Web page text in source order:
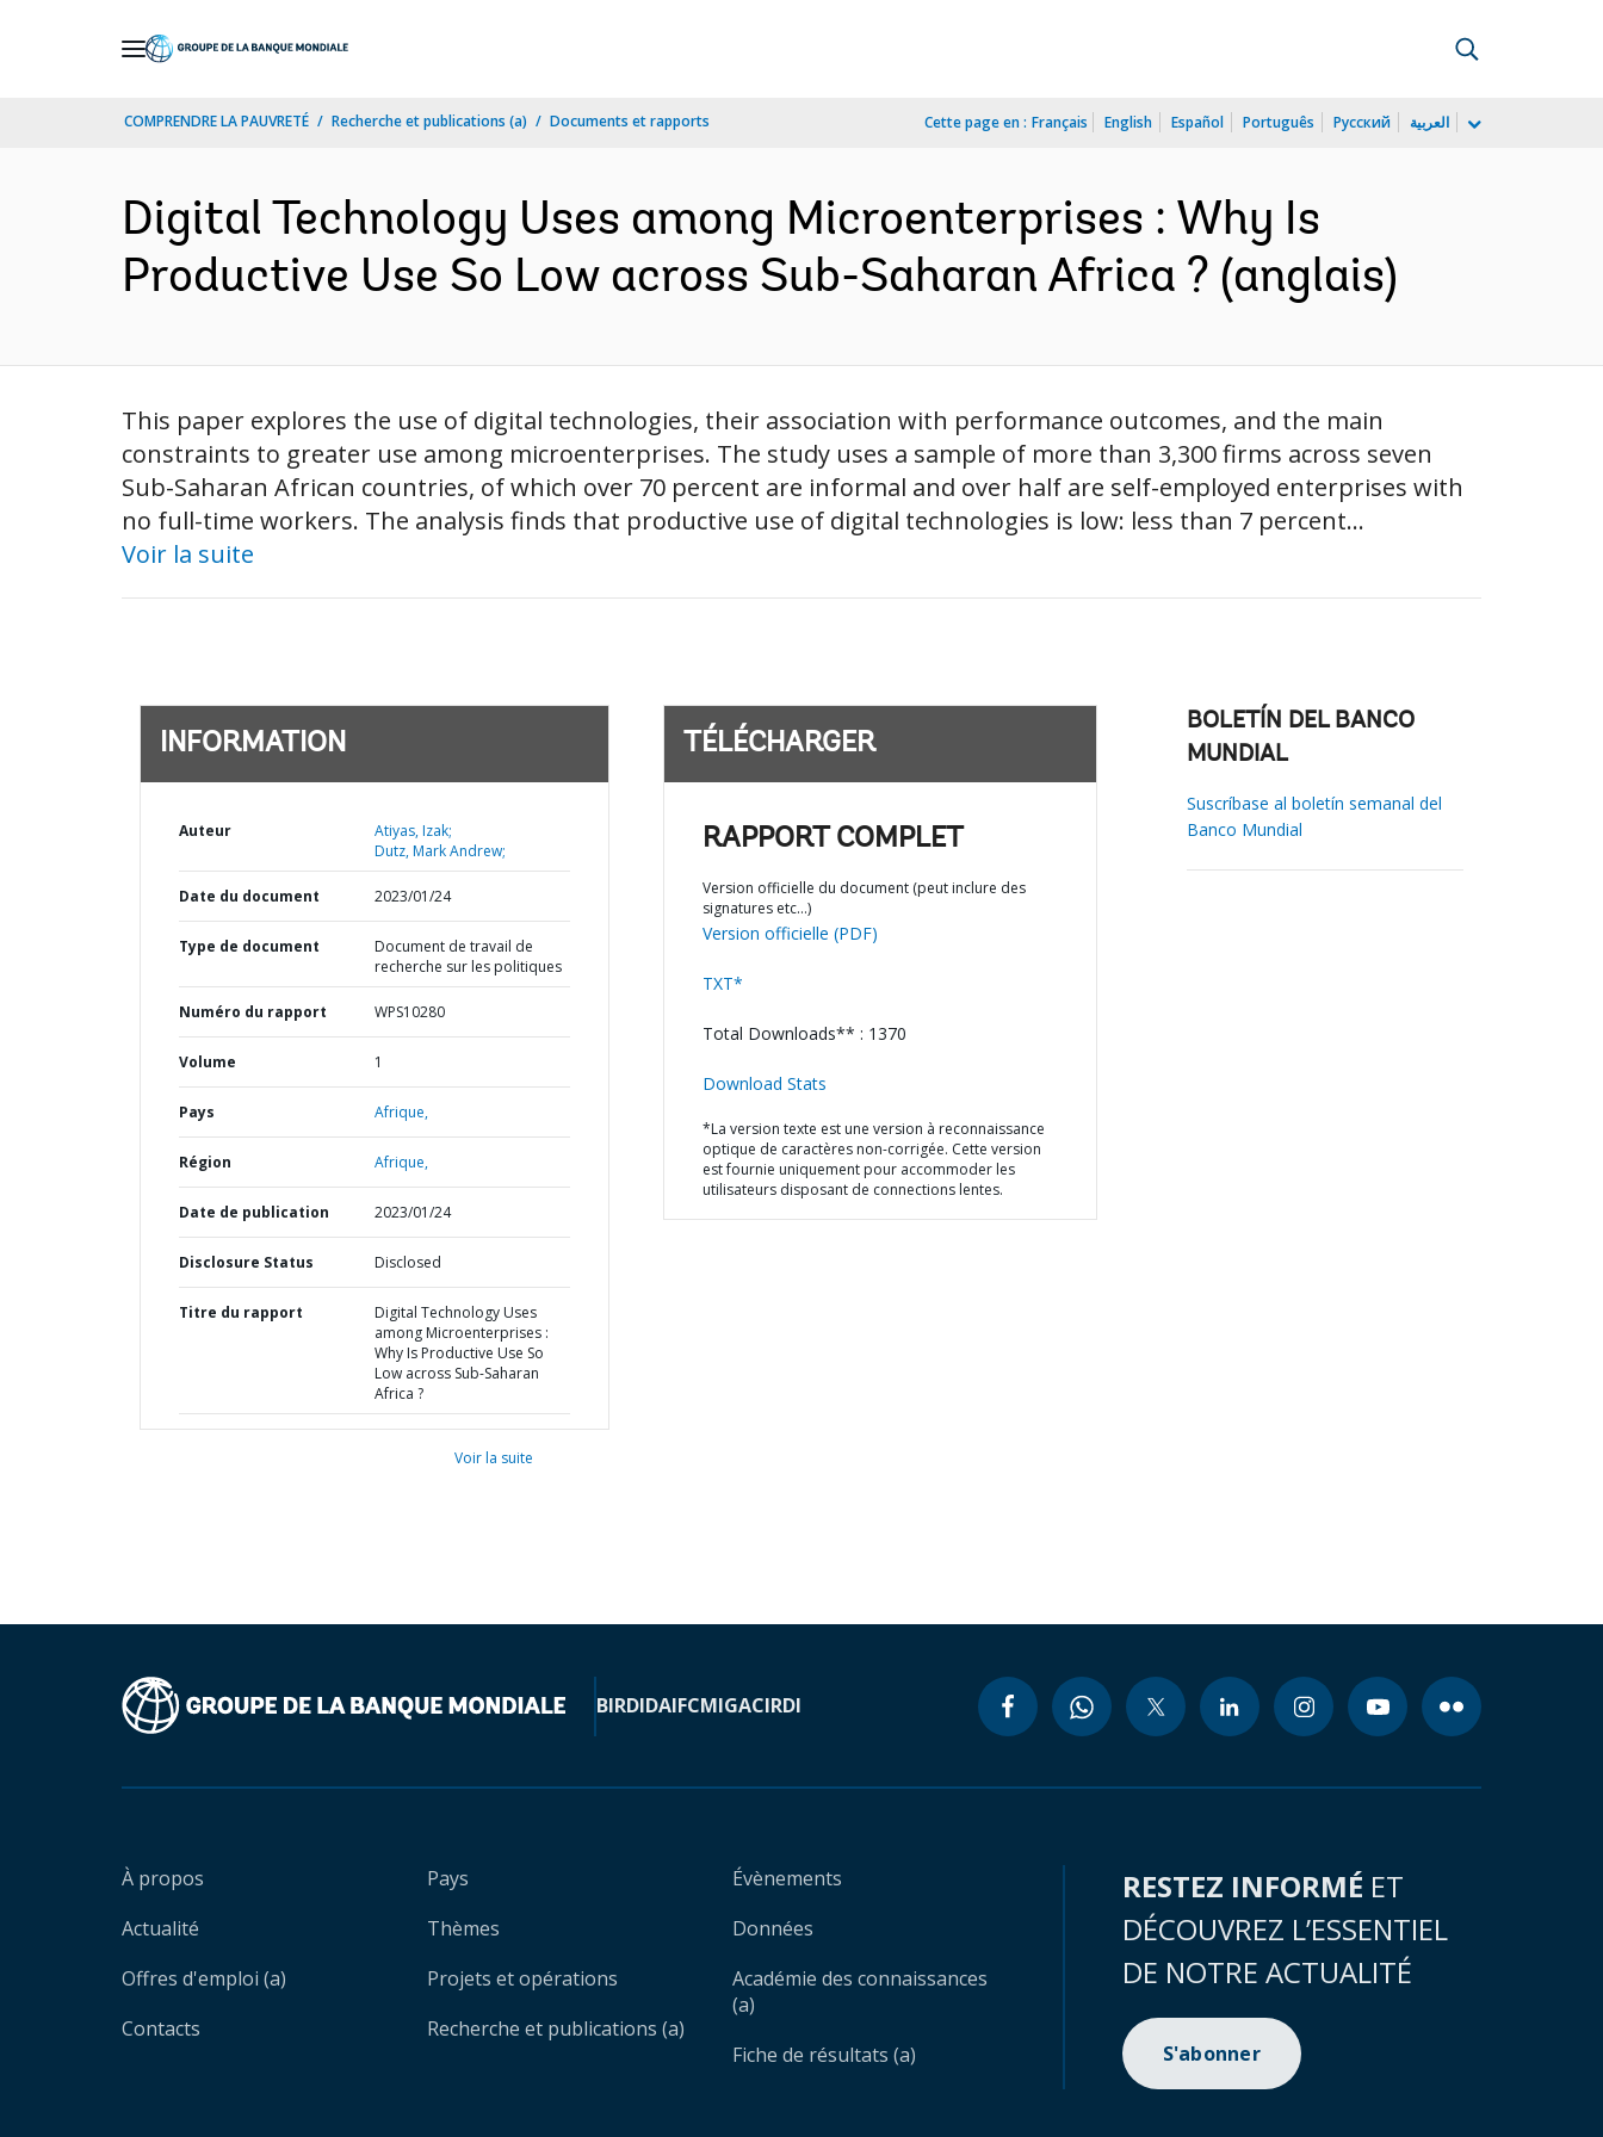
COMPRENDRE LA PAUVRETÉ Recherche et publications (a) Documents et rapports Cette page en : Français English Español Português Русский العربية
Digital Technology Uses among Microenterprises : Why Is
Productive Use So Low across Sub-Saharan Africa ? (anglais)
This paper explores the use of digital technologies, their association with performance outcomes, and the main
constraints to greater use among microenterprises. The study uses a sample of more than 3,300 firms across seven
Sub-Saharan African countries, of which over 70 percent are informal and over half are self-employed enterprises with
no full-time workers. The analysis finds that productive use of digital technologies is low: less than 7 percent...
Voir la suite
INFORMATION
Auteur
Atiyas, Izak;
Dutz, Mark Andrew;
Date du document 2023/01/24
Type de document
Document de travail de
recherche sur les politiques
Numéro du rapport WPS10280
Volume 1
Pays Afrique,
Région Afrique,
Date de publication 2023/01/24
Disclosure Status Disclosed
Titre du rapport
Digital Technology Uses
among Microenterprises :
Why Is Productive Use So
Low across Sub-Saharan
Africa ?
Voir la suite
TÉLÉCHARGER
RAPPORT COMPLET
Version officielle du document (peut inclure des
signatures etc…)
Version officielle (PDF)
TXT*
Total Downloads** : 1370
Download Stats
*La version texte est une version à reconnaissance
optique de caractères non-corrigée. Cette version
est fournie uniquement pour accommoder les
utilisateurs disposant de connections lentes.
BOLETÍN DEL BANCO
MUNDIAL
Suscríbase al boletín semanal del
Banco Mundial
BIRDIDAIFCMIGACIRDI
À propos
Actualité
Offres d'emploi (a)
Contacts
Pays
Thèmes
Projets et opérations
Recherche et publications (a)
Évènements
Données
Académie des connaissances
(a)
Fiche de résultats (a)
RESTEZ INFORMÉ ET
DÉCOUVREZ L’ESSENTIEL
DE NOTRE ACTUALITÉ
S'abonner